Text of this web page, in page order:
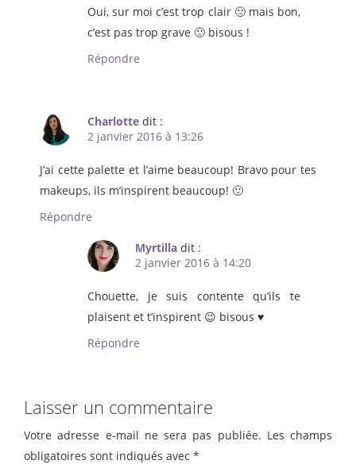
Oui, sur moi c’est trop clair 🙁 mais bon,
c’est pas trop grave 🙂 bisous !
Répondre
Charlotte dit :
2 janvier 2016 à 13:26
J’ai cette palette et l’aime beaucoup! Bravo pour tes
makeups, ils m’inspirent beaucoup! 🙂
Répondre
Myrtilla dit :
2 janvier 2016 à 14:20
Chouette, je suis contente qu’ils te
plaisent et t’inspirent 😉 bisous ♥
Répondre
Laisser un commentaire
Votre adresse e-mail ne sera pas publiée. Les champs
obligatoires sont indiqués avec *